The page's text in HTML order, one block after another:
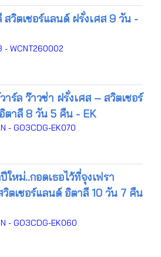
สวิตเซอร์แลนด์ ฝรั่งเศส 9 วัน -
- WCNT260002
าร์ล ว๊าวซ่า ฝรั่งเศส – สวิตเซอร์
ตาลี 8 วัน 5 คืน - EK
- GO3CDG-EK070
หม่..กอดเธอไว้ที่จุงเฟรา
วิตเซอร์แลนด์ อิตาลี 10 วัน 7 คืน
- GO3CDG-EK060